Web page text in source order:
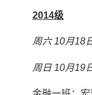
2014级
周六 10月18
周日 10月19